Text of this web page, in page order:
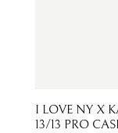
I LOVE NY X
13/13 PRO